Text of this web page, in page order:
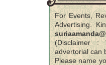
For Events,
Advertising.
(Disclaimer
advertorial can
Please name